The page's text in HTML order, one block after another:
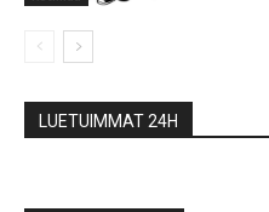
LUETUIMMAT 24H